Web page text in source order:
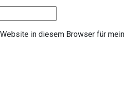
in diesem Browser für